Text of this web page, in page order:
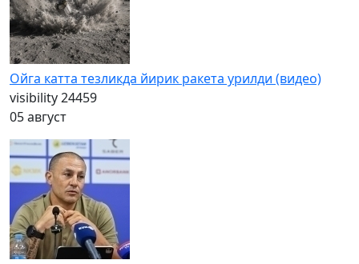
Ойга катта тезликда йирик ракета урилди (видео)
visibility24459
05 август